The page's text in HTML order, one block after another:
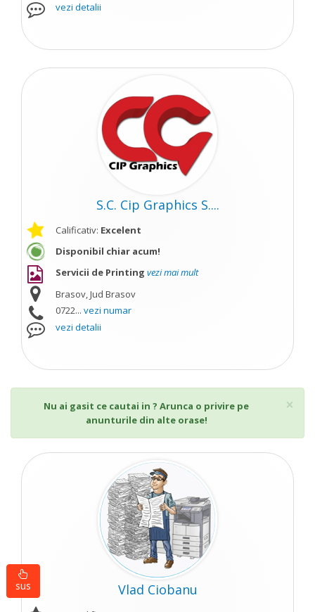
vezi detalii
S.C. Cip Graphics S....
Calificativ: Excelent
Disponibil chiar acum!
Servicii de Printing vezi mai mult
Brasov, Jud Brasov
0722... vezi numar
vezi detalii
×
Nu ai gasit ce cautai in ? Arunca o privire pe
anunturile din alte orase!
Vlad Ciobanu
sus